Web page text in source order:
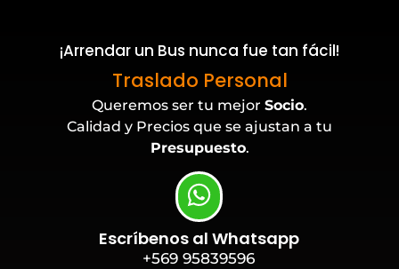
¡Arrendar un Bus nunca fue tan fácil!
Traslado Personal
Eventos Corporativos
Queremos ser tu mejor Socio.
Calidad y Precios que se ajustan a tu
Presupuesto.
Escríbenos al Whatsapp
+569 95839596